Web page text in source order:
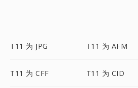
T11 为 JPG T11 为 AFM
T11 为 CFF T11 为 CID